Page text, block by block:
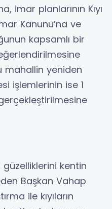
imar planlarının Kıyı
Kanunu’na ve
kapsamlı bir
mahallin yeniden
işlemlerinin ise 1
kentin
Başkan Vahap
ile kıyıların